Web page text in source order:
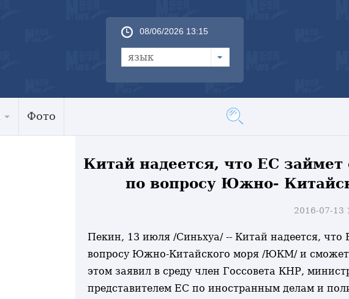
08/06/2026 13:15
язык
Фото
Китай надеется, что ЕС
по вопросу Южно-
2016-07-13
Пекин, 13 июля /Синьхуа/ -- Китай надеется,
вопросу Южно-Китайского моря /ЮКМ/ и сможет
этом заявил в среду член Госсовета КНР,
представителем ЕС по иностранным делам и